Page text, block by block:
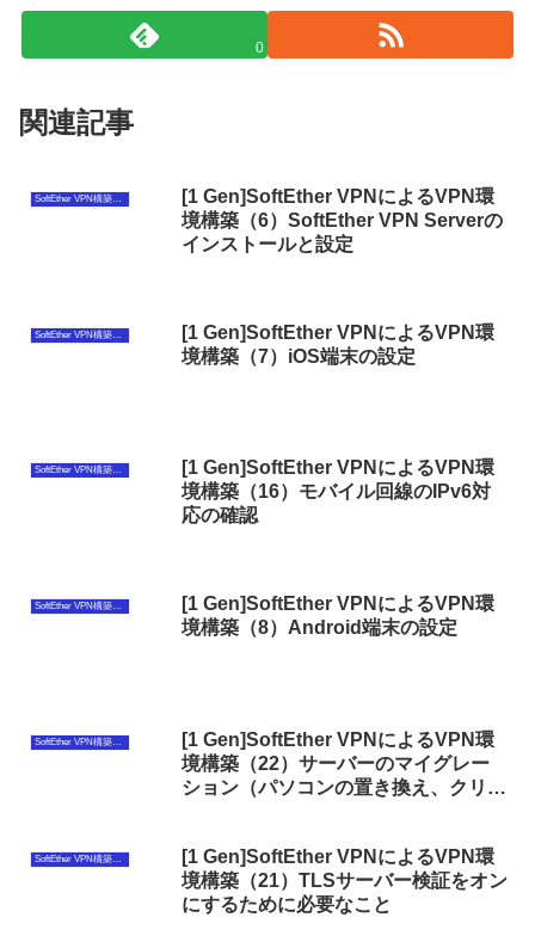
0
関連記事
SoftEther VPN構築（第1世代）
[1 Gen]SoftEther VPNによるVPN環
境構築（6）SoftEther VPN Serverの
インストールと設定
SoftEther VPN構築（第1世代）
[1 Gen]SoftEther VPNによるVPN環
境構築（7）iOS端末の設定
SoftEther VPN構築（第1世代）
[1 Gen]SoftEther VPNによるVPN環
境構築（16）モバイル回線のIPv6対
応の確認
SoftEther VPN構築（第1世代）
[1 Gen]SoftEther VPNによるVPN環
境構築（8）Android端末の設定
SoftEther VPN構築（第1世代）
[1 Gen]SoftEther VPNによるVPN環
境構築（22）サーバーのマイグレー
ション（パソコンの置き換え、クリー
SoftEther VPN構築（第1世代）
[1 Gen]SoftEther VPNによるVPN環
境構築（21）TLSサーバー検証をオン
にするために必要なこと